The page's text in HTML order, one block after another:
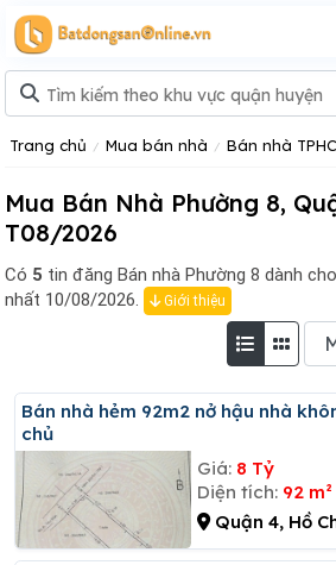
Trang chủ Mua bán nhà Bán nhà
Mua Bán Nhà Phường 8,
T08/2026
Có 5 tin đăng Bán nhà Phường 8 dành
nhất 10/08/2026.
Giới thiệu
Bán nhà hẻm 92m2 nở hậu nhà không tranh chấp chính
chủ
Giá: 8 Tỷ
Diện tích: 92 m²
Quận 4, Hồ